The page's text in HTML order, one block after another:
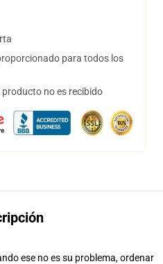
para todos los
no es recibido
ese no es su problema, ordenar